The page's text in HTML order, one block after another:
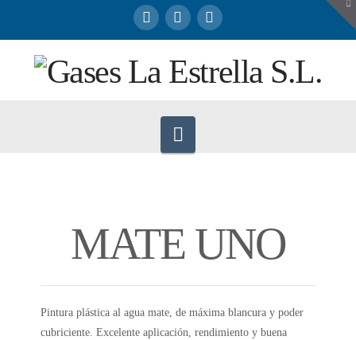
Navigation
MATE UNO
Pintura plástica al agua mate, de máxima blancura y poder
cubriciente. Excelente aplicación, rendimiento y buena